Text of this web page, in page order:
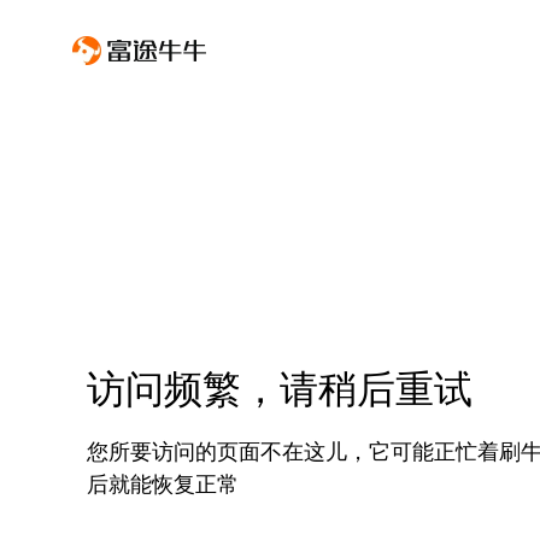
访问频繁，请稍后重试
您所要访问的页面不在这儿，它可能正忙着刷
后就能恢复正常